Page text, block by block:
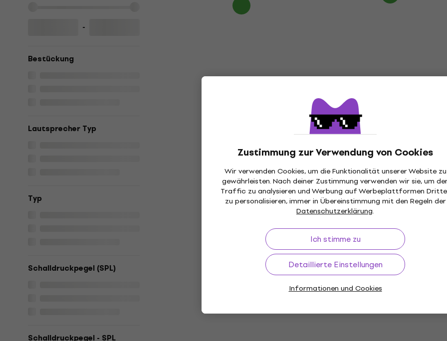
Zustimmung zur Verwendung von Cookies
Wir verwenden Cookies, um die Funktionalität unserer Website zu
gewährleisten. Nach deiner Zustimmung verwenden wir sie, um
Traffic zu analysieren und Werbung auf Werbeplattformen
zu personalisieren, immer in Übereinstimmung mit den Regeln der
Datenschutzerklärung.
Ich stimme zu
Detaillierte Einstellungen
Informationen und Cookies
-
Bestückung
Lautsprecher Typ
Typ
Schalldruckpegel (SPL)
Schalldruckpegel - SPL